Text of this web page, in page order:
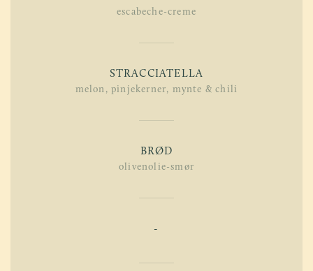
escabeche-creme
STRACCIATELLA
melon, pinjekerner, mynte & chili
BRØD
olivenolie-smør
-